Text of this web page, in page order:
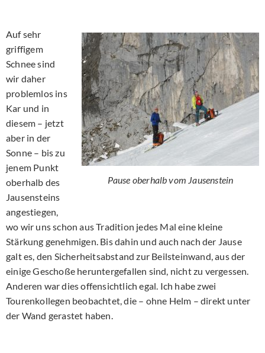
Pause oberhalb vom Jausenstein
Auf sehr
griffigem
Schnee sind
wir daher
problemlos ins
Kar und in
diesem – jetzt
aber in der
Sonne – bis zu
jenem Punkt
oberhalb des
Jausensteins
angestiegen,
wo wir uns schon aus Tradition jedes Mal eine kleine
Stärkung genehmigen. Bis dahin und auch nach der Jause
galt es, den Sicherheitsabstand zur Beilsteinwand, aus der
einige Geschoße heruntergefallen sind, nicht zu vergessen.
Anderen war dies offensichtlich egal. Ich habe zwei
Tourenkollegen beobachtet, die – ohne Helm – direkt unter
der Wand gerastet haben.